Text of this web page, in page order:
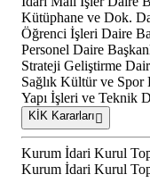
Kütüphane ve Dok.
Öğrenci İşleri Daire
Personel Daire
Strateji Geliştirme
Sağlık Kültür ve Spor
Yapı İşleri ve Teknik
KİK Kararları
Kurum İdari Kurul
Kurum İdari Kurul